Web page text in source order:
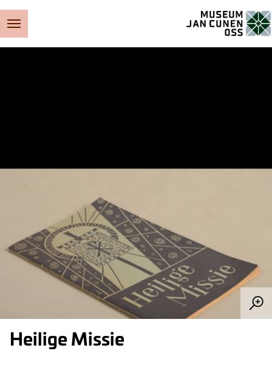
Heilige Missie